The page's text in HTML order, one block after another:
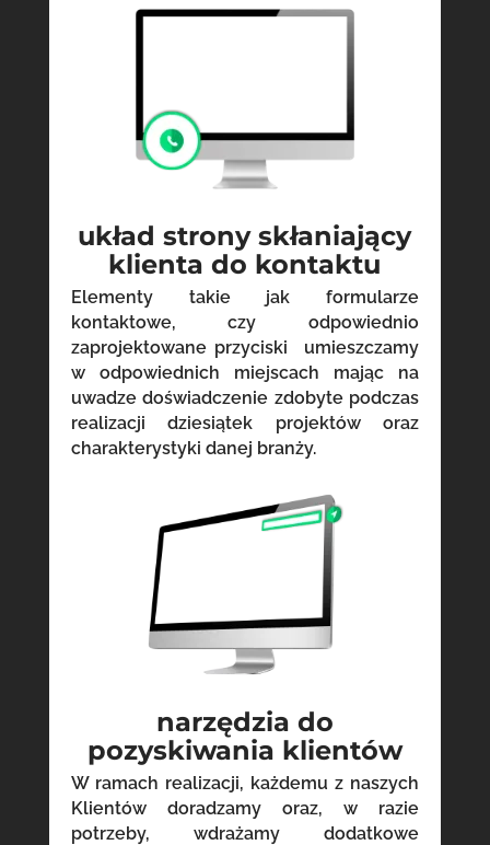
układ strony skłaniający
klienta do kontaktu
Elementy takie jak formularze
kontaktowe, czy odpowiednio
zaprojektowane przyciski umieszczamy
w odpowiednich miejscach mając na
uwadze doświadczenie zdobyte podczas
realizacji dziesiątek projektów oraz
charakterystyki danej branży.
narzędzia do
pozyskiwania klientów
W ramach realizacji, każdemu z naszych
Klientów doradzamy oraz, w razie
potrzeby, wdrażamy dodatkowe